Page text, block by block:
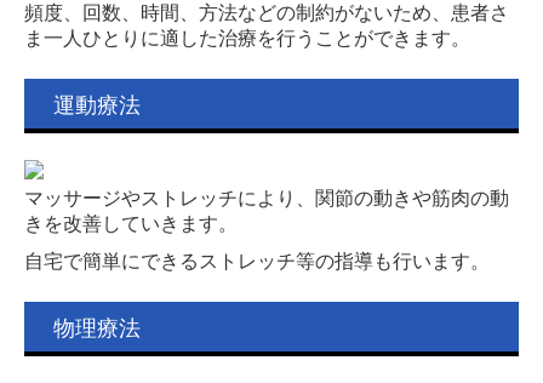
頻度、回数、時間、方法などの制約がないため、患者さ
ま一人ひとりに適した治療を行うことができます。
運動療法
マッサージやストレッチにより、関節の動きや筋肉の動
きを改善していきます。
自宅で簡単にできるストレッチ等の指導も行います。
物理療法